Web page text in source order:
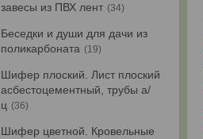
завесы из ПВХ лент
34
Беседки и души для дачи из
поликарбоната
19
Шифер плоский. Лист плоский
асбестоцементный, трубы а/
ц
36
Шифер цветной. Кровельные